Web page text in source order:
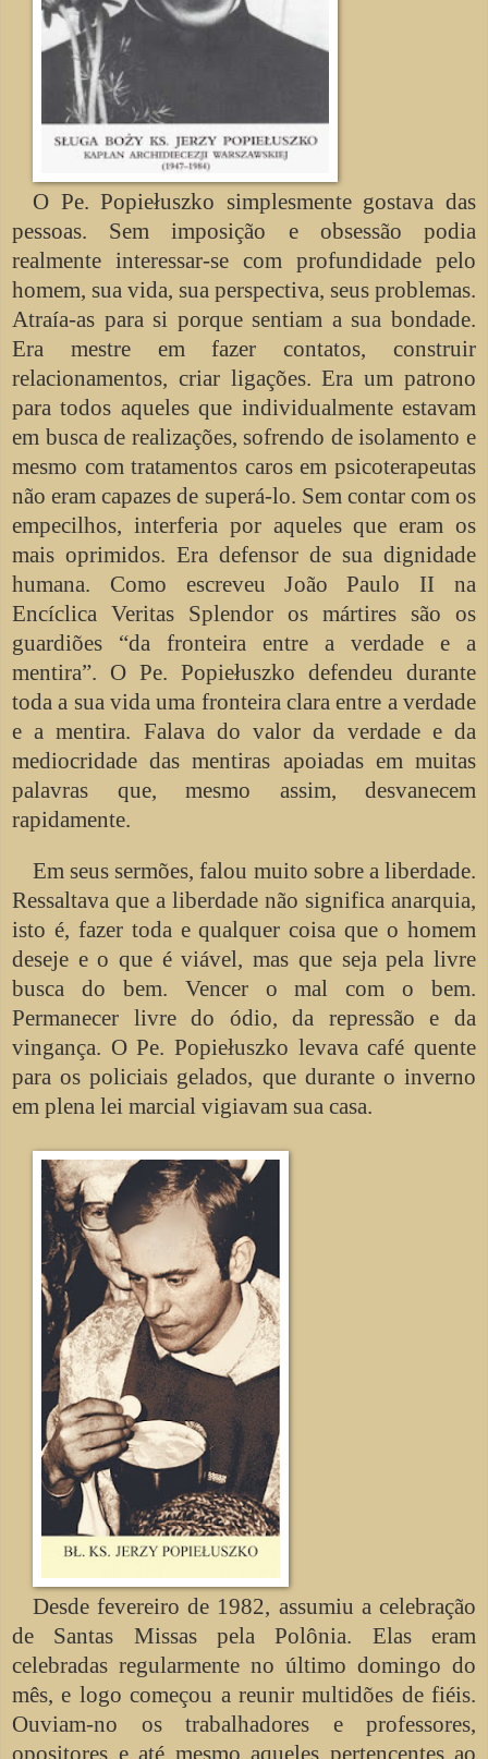
O Pe. Popiełuszko simplesmente gostava das
pessoas. Sem imposição e obsessão podia
realmente interessar-se com profundidade pelo
homem, sua vida, sua perspectiva, seus problemas.
Atraía-as para si porque sentiam a sua bondade.
Era mestre em fazer contatos, construir
relacionamentos, criar ligações. Era um patrono
para todos aqueles que individualmente estavam
em busca de realizações, sofrendo de isolamento e
mesmo com tratamentos caros em psicoterapeutas
não eram capazes de superá-lo. Sem contar com os
empecilhos, interferia por aqueles que eram os
mais oprimidos. Era defensor de sua dignidade
humana. Como escreveu João Paulo II na
Encíclica Veritas Splendor os mártires são os
guardiões “da fronteira entre a verdade e a
mentira”. O Pe. Popiełuszko defendeu durante
toda a sua vida uma fronteira clara entre a verdade
e a mentira. Falava do valor da verdade e da
mediocridade das mentiras apoiadas em muitas
palavras que, mesmo assim, desvanecem
rapidamente.
Em seus sermões, falou muito sobre a liberdade.
Ressaltava que a liberdade não significa anarquia,
isto é, fazer toda e qualquer coisa que o homem
deseje e o que é viável, mas que seja pela livre
busca do bem. Vencer o mal com o bem.
Permanecer livre do ódio, da repressão e da
vingança. O Pe. Popiełuszko levava café quente
para os policiais gelados, que durante o inverno
em plena lei marcial vigiavam sua casa.
Desde fevereiro de 1982, assumiu a celebração
de Santas Missas pela Polônia. Elas eram
celebradas regularmente no último domingo do
mês, e logo começou a reunir multidões de fiéis.
Ouviam-no os trabalhadores e professores,
opositores e até mesmo aqueles pertencentes ao